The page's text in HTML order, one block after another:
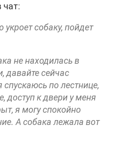
чат:
собаку, пойдет
не находилась в
давайте сейчас
по лестнице,
доступ к двери у меня
я могу спокойно
А собака лежала вот